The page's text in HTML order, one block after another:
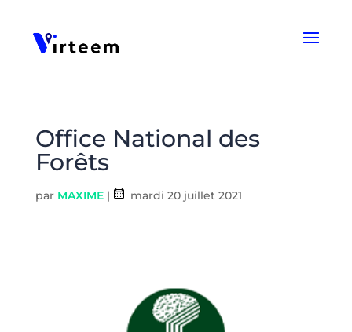
Office National des
Forêts
par MAXIME| mardi 20 juillet 2021